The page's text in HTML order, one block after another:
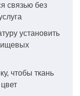
связью без
установить
чтобы ткань